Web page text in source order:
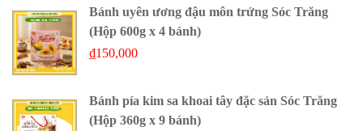
Bánh uyên ương đậu môn trứng Sóc Trăng
(Hộp 600g x 4 bánh)
₫150,000
Bánh pía kim sa khoai tây đặc sản Sóc Trăng
(Hộp 360g x 9 bánh)